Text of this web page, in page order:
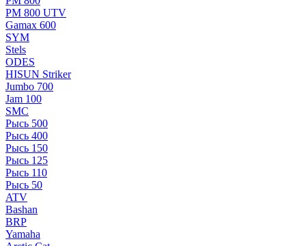
РМ 800 UTV
Gamax 600
SYM
Stels
ОDЕS
HISUN Striker
Jumbo 700
Jam 100
SMC
Рысь 500
Рысь 400
Рысь 150
Рысь 125
Рысь 110
Рысь 50
ATV
Bashan
BRP
Yamaha